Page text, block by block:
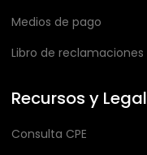
Medios de pago
Libro de reclamaciones
Recursos y Legal
Consulta CPE